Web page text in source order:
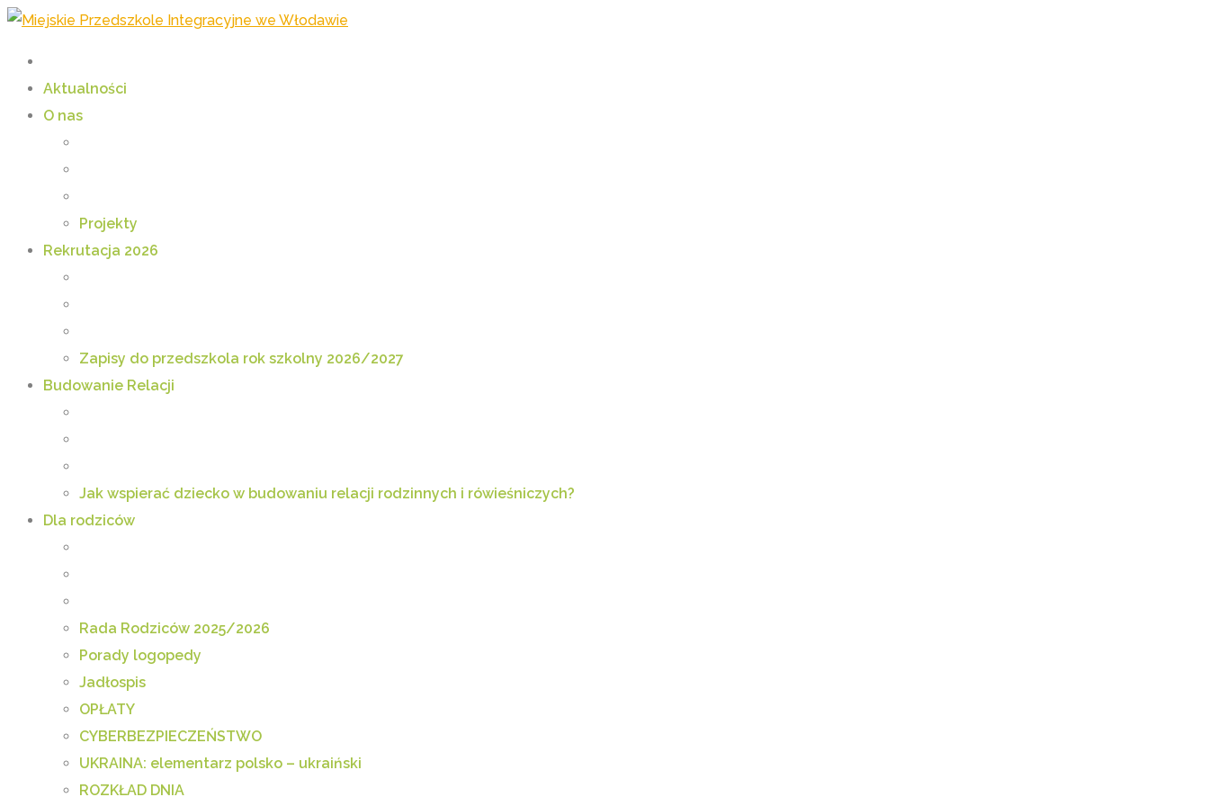
Aktualności
O nas
Projekty
Rekrutacja 2026
Zapisy do przedszkola rok szkolny 2026/2027
Budowanie Relacji
Jak wspierać dziecko w budowaniu relacji rodzinnych i rówieśniczych?
Dla rodziców
Rada Rodziców 2025/2026
Porady logopedy
Jadłospis
OPŁATY
CYBERBEZPIECZEŃSTWO
UKRAINA: elementarz polsko – ukraiński
ROZKŁAD DNIA